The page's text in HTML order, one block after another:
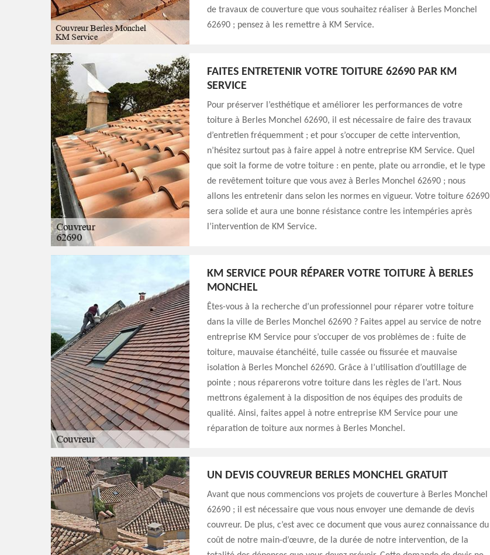
de travaux de couverture que vous souhaitez réaliser à Berles Monchel
62690 ; pensez à les remettre à KM Service.
FAITES ENTRETENIR VOTRE TOITURE 62690 PAR KM
SERVICE
Pour préserver l’esthétique et améliorer les performances de votre
toiture à Berles Monchel 62690, il est nécessaire de faire des travaux
d’entretien fréquemment ; et pour s’occuper de cette intervention,
n’hésitez surtout pas à faire appel à notre entreprise KM Service. Quel
que soit la forme de votre toiture : en pente, plate ou arrondie, et le type
de revêtement toiture que vous avez à Berles Monchel 62690 ; nous
allons les entretenir dans selon les normes en vigueur. Votre toiture 62690
sera solide et aura une bonne résistance contre les intempéries après
l’intervention de KM Service.
KM SERVICE POUR RÉPARER VOTRE TOITURE À BERLES
MONCHEL
Êtes-vous à la recherche d’un professionnel pour réparer votre toiture
dans la ville de Berles Monchel 62690 ? Faites appel au service de notre
entreprise KM Service pour s’occuper de vos problèmes de : fuite de
toiture, mauvaise étanchéité, tuile cassée ou fissurée et mauvaise
isolation à Berles Monchel 62690. Grâce à l’utilisation d’outillage de
pointe ; nous réparerons votre toiture dans les règles de l’art. Nous
mettrons également à la disposition de nos équipes des produits de
qualité. Ainsi, faites appel à notre entreprise KM Service pour une
réparation de toiture aux normes à Berles Monchel.
UN DEVIS COUVREUR BERLES MONCHEL GRATUIT
Avant que nous commencions vos projets de couverture à Berles Monchel
62690 ; il est nécessaire que vous nous envoyer une demande de devis
couvreur. De plus, c’est avec ce document que vous aurez connaissance du
coût de notre main-d’œuvre, de la durée de notre intervention, de la